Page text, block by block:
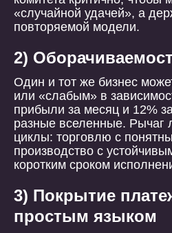
«случайной удачей», а
повторяемой модели.
2)
Один и тот же бизнес
или «слабым» в
прибыли за месяц и 12%
разные вселенные. Рычаг
циклы: торговлю с
производство с
коротким сроком
3) Покрытие
простым языком